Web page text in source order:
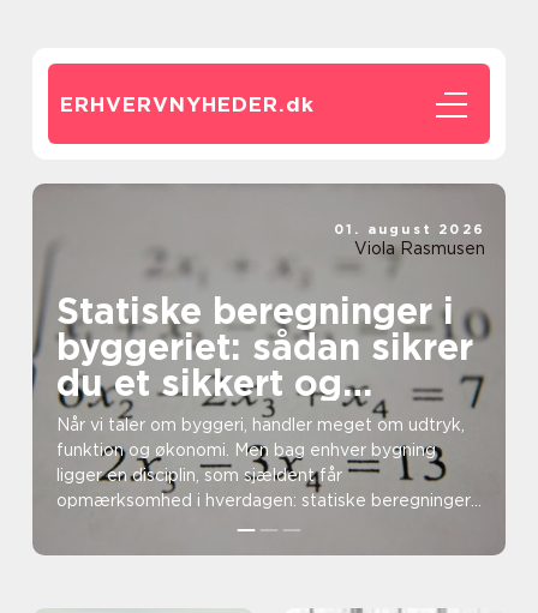
ERHVERVNYHEDER.dk
Statiske beregninger i
byggeriet: sådan sikrer
du et sikkert og
holdbart byggeri
Når vi taler om byggeri, handler meget om udtryk,
funktion og økonomi. Men bag enhver bygning
ligger en disciplin, som sjældent får
opmærksomhed i hverdagen: statiske beregninger.
Uden dem risikerer d...
01. august 2026
Viola Rasmusen